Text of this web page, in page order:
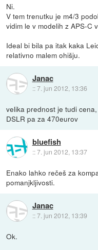
Ni.
V tem trenutku je m4/3
vidim le v modelih z APS-C
Ideal bi bila pa itak kaka
relativno malem ohišju.
Janac
::7. jun 2012, 13:36
velika prednost je tudi
DSLR pa za 470eurov
bluefish
::7. jun 2012, 13:37
Enako lahko rečeš za
pomanjkljivosti.
Janac
::7. jun 2012, 13:39
Ok.